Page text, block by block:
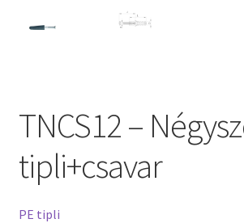
TNCS12 –
tipli+csavar
PE tipli